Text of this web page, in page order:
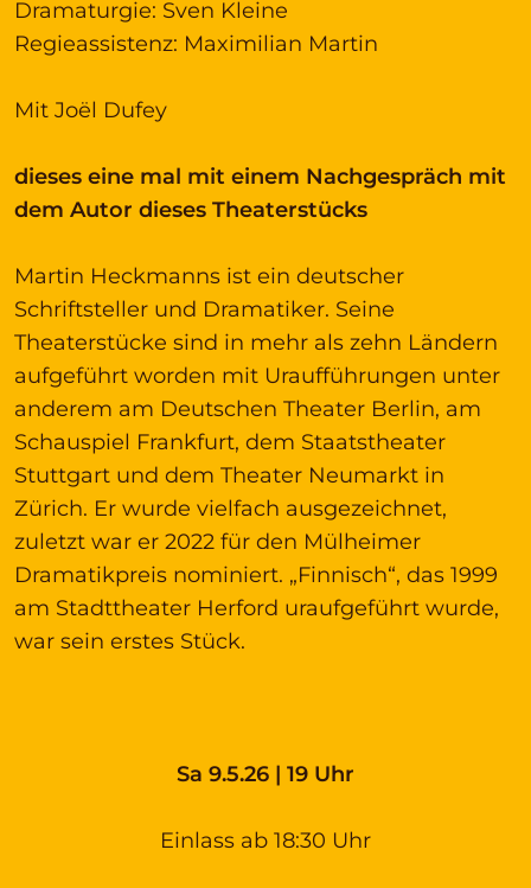
Dramaturgie: Sven Kleine
Regieassistenz: Maximilian Martin
Mit Joël Dufey
dieses eine mal mit einem Nachgespräch mit
dem Autor dieses Theaterstücks
Martin Heckmanns ist ein deutscher
Schriftsteller und Dramatiker. Seine
Theaterstücke sind in mehr als zehn Ländern
aufgeführt worden mit Uraufführungen unter
anderem am Deutschen Theater Berlin, am
Schauspiel Frankfurt, dem Staatstheater
Stuttgart und dem Theater Neumarkt in
Zürich. Er wurde vielfach ausgezeichnet,
zuletzt war er 2022 für den Mülheimer
Dramatikpreis nominiert. „Finnisch“, das 1999
am Stadttheater Herford uraufgeführt wurde,
war sein erstes Stück.
Sa 9.5.26 | 19 Uhr
Einlass ab 18:30 Uhr